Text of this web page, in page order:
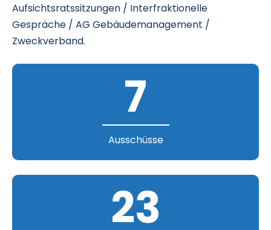
Aufsichtsratssitzungen / Interfraktionelle
Gespräche / AG Gebäudemanagement /
Zweckverband.
7
Ausschüsse
23